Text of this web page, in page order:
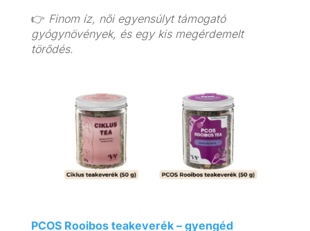
👉 Finom íz, női egyensúlyt támogató
gyógynövények, és egy kis megérdemelt
törődés.
PCOS Rooibos teakeverék – gyengéd